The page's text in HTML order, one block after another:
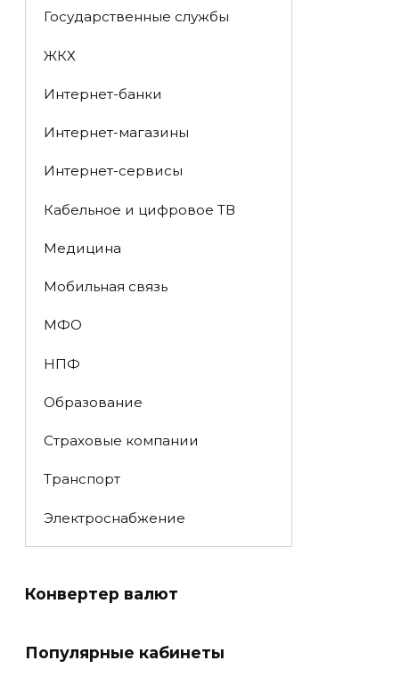
Государственные службы
ЖКХ
Интернет-банки
Интернет-магазины
Интернет-сервисы
Кабельное и цифровое ТВ
Медицина
Мобильная связь
МФО
НПФ
Образование
Страховые компании
Транспорт
Электроснабжение
Конвертер валют
Популярные кабинеты